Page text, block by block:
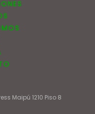
Maipú 1210 Piso 8